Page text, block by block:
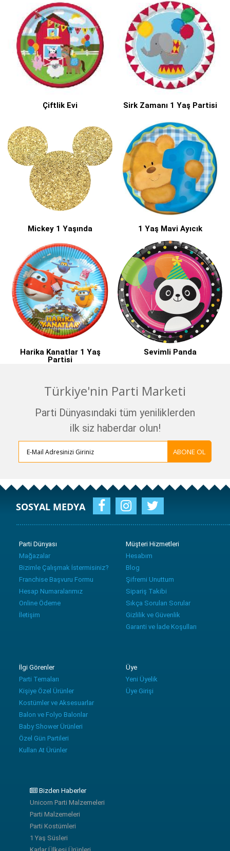
Çiftlik Evi Sirk Zamanı 1 Yaş Partisi
Mickey 1 Yaşında 1 Yaş Mavi Ayıcık
Harika Kanatlar 1 Yaş
Partisi
Sevimli Panda
Türkiye'nin Parti Marketi
Parti Dünyasındaki tüm yeniliklerden
ilk siz haberdar olun!
ABONE OL
SOSYAL MEDYA
Parti Dünyası
Mağazalar
Bizimle Çalışmak İstermisiniz?
Franchise Başvuru Formu
Hesap Numaralarımız
Online Ödeme
İletişim
Müşteri Hizmetleri
Hesabım
Blog
Şifremi Unuttum
Sipariş Takibi
Sıkça Sorulan Sorular
Gizlilik ve Güvenlik
Garanti ve İade Koşulları
İlgi Görenler
Parti Temaları
Kişiye Özel Ürünler
Kostümler ve Aksesuarlar
Balon ve Folyo Balonlar
Baby Shower Ürünleri
Özel Gün Partileri
Kullan At Ürünler
Üye
Yeni Üyelik
Üye Girişi
Bizden Haberler
Unicorn Parti Malzemeleri
Parti Malzemeleri
Parti Kostümleri
1 Yaş Süsleri